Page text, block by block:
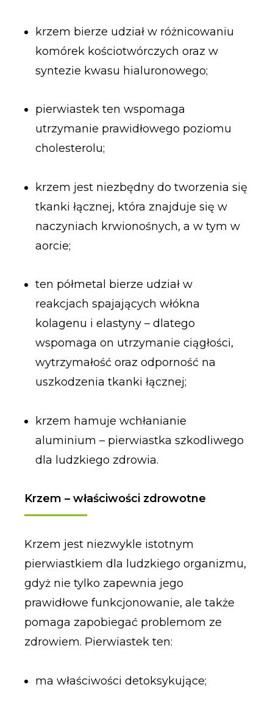
krzem bierze udział w różnicowaniu
komórek kościotwórczych oraz w
syntezie kwasu hialuronowego;
pierwiastek ten wspomaga
utrzymanie prawidłowego poziomu
cholesterolu;
krzem jest niezbędny do tworzenia się
tkanki łącznej, która znajduje się w
naczyniach krwionośnych, a w tym w
aorcie;
ten półmetal bierze udział w
reakcjach spajających włókna
kolagenu i elastyny – dlatego
wspomaga on utrzymanie ciągłości,
wytrzymałość oraz odporność na
uszkodzenia tkanki łącznej;
krzem hamuje wchłanianie
aluminium – pierwiastka szkodliwego
dla ludzkiego zdrowia.
Krzem – właściwości zdrowotne
Krzem jest niezwykle istotnym
pierwiastkiem dla ludzkiego organizmu,
gdyż nie tylko zapewnia jego
prawidłowe funkcjonowanie, ale także
pomaga zapobiegać problemom ze
zdrowiem. Pierwiastek ten:
ma właściwości detoksykujące;